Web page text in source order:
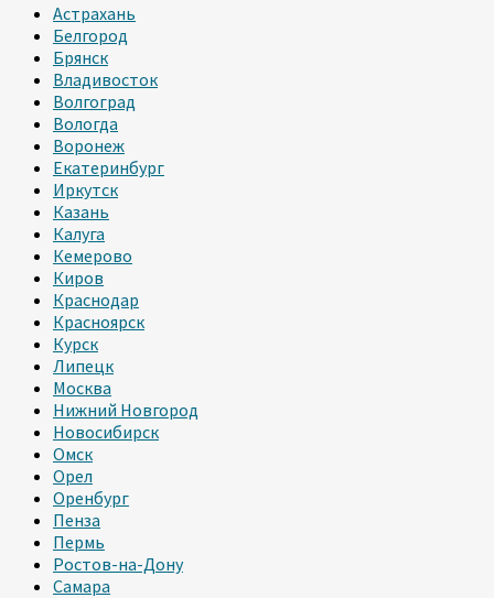
Астрахань
Белгород
Брянск
Владивосток
Волгоград
Вологда
Воронеж
Екатеринбург
Иркутск
Казань
Калуга
Кемерово
Киров
Краснодар
Красноярск
Курск
Липецк
Москва
Нижний Новгород
Новосибирск
Омск
Орел
Оренбург
Пенза
Пермь
Ростов-на-Дону
Самара